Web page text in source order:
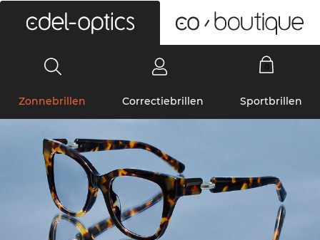
Zonnebrillen Correctiebrillen Sportbrillen